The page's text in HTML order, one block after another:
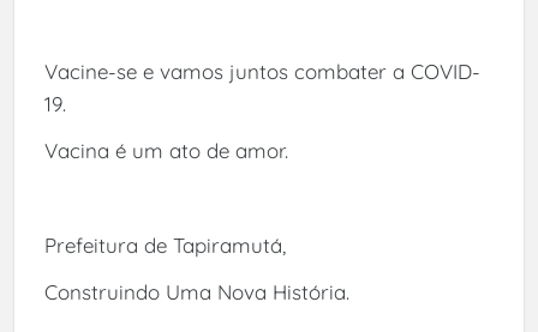
Vacine-se e vamos juntos combater a COVID-
19.
Vacina é um ato de amor.
Prefeitura de Tapiramutá,
Construindo Uma Nova História.